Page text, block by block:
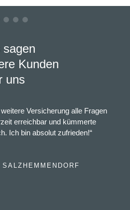
sagen
Kunden
uns
Versicherung alle Fragen
erreichbar und kümmerte
Ich bin absolut zufrieden!“